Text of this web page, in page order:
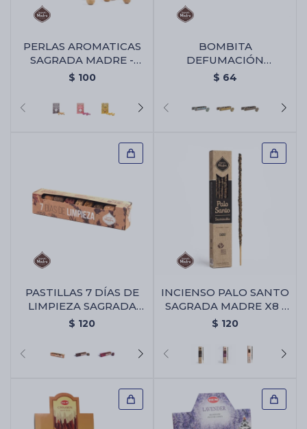
PERLAS AROMATICAS
SAGRADA MADRE -
Coco
$ 100
BOMBITA
DEFUMACIÓN
SAGRADA MADRE X4 -
$ 64
PASTILLAS 7 DÍAS DE
LIMPIEZA SAGRADA
MADRE - 7 Días De
$ 120
INCIENSO PALO SANTO
SAGRADA MADRE X8 -
Cacao
$ 120